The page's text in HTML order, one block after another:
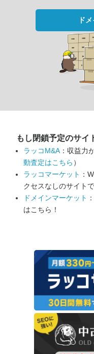
ド
もし閉鎖予定のサイ
ラッコM&A ：収益力
動査定はこちら ）
ラッコマーケット ：
クセスなしのサイト
ドメインマーケット
はこちら！